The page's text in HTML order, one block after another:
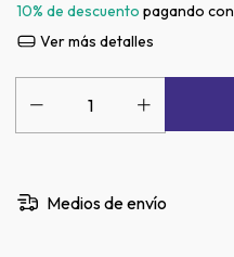
10% de descuento pagando
Ver más detalles
Medios de envío